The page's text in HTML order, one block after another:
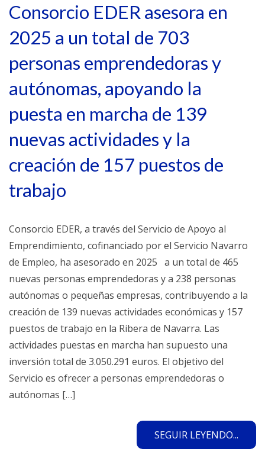
Consorcio EDER asesora en
2025 a un total de 703
personas emprendedoras y
autónomas, apoyando la
puesta en marcha de 139
nuevas actividades y la
creación de 157 puestos de
trabajo
Consorcio EDER, a través del Servicio de Apoyo al
Emprendimiento, cofinanciado por el Servicio Navarro
de Empleo, ha asesorado en 2025 a un total de 465
nuevas personas emprendedoras y a 238 personas
autónomas o pequeñas empresas, contribuyendo a la
creación de 139 nuevas actividades económicas y 157
puestos de trabajo en la Ribera de Navarra. Las
actividades puestas en marcha han supuesto una
inversión total de 3.050.291 euros. El objetivo del
Servicio es ofrecer a personas emprendedoras o
autónomas […]
SEGUIR LEYENDO...